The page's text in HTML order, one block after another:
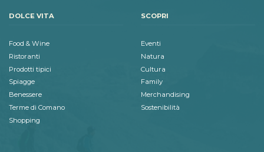
DOLCE VITA
Food & Wine
Ristoranti
Prodotti tipici
Spiagge
Benessere
Terme di Comano
Shopping
SCOPRI
Eventi
Natura
Cultura
Family
Merchandising
Sostenibilità